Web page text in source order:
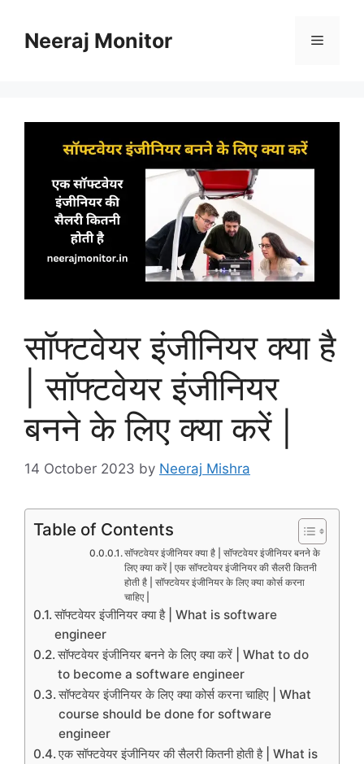
contentNeeraj Monitor Menu
सॉफ्टवेयर इंजीनियर क्या है
| सॉफ्टवेयर इंजीनियर
बनने के लिए क्या करें |
14 October 2023 by Neeraj Mishra
Table of Contents
सॉफ्टवेयर इंजीनियर क्या है | सॉफ्टवेयर इंजीनियर बनने के
लिए क्या करें | एक सॉफ्टवेयर इंजीनियर की सैलरी कितनी
होती है | सॉफ्टवेयर इंजीनियर के लिए क्या कोर्स करना
चाहिए |
सॉफ्टवेयर इंजीनियर क्या है | What is software
engineer
सॉफ्टवेयर इंजीनियर बनने के लिए क्या करें | What to do
to become a software engineer
सॉफ्टवेयर इंजीनियर के लिए क्या कोर्स करना चाहिए | What
course should be done for software
engineer
एक सॉफ्टवेयर इंजीनियर की सैलरी कितनी होती है | What is